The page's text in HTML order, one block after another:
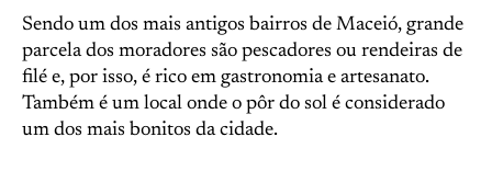
Sendo um dos mais antigos bairros de Maceió, grande
parcela dos moradores são pescadores ou rendeiras de
filé e, por isso, é rico em gastronomia e artesanato.
Também é um local onde o pôr do sol é considerado
um dos mais bonitos da cidade.